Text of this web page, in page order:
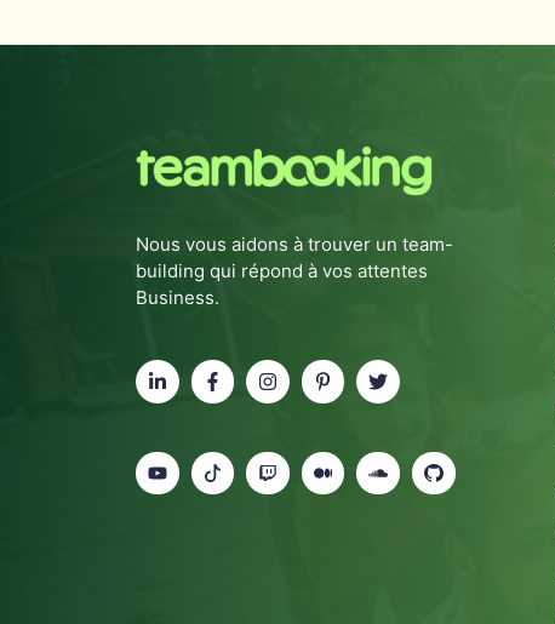
Nous vous aidons à trouver un team-
building qui répond à vos attentes
Business.